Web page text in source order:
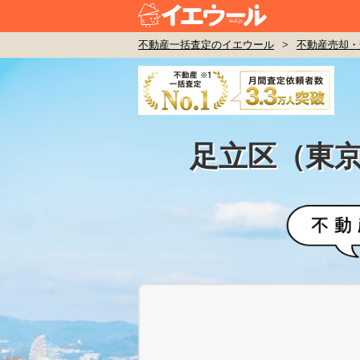
不動産一括査定のイエウール > 不動産売却
足立区（東